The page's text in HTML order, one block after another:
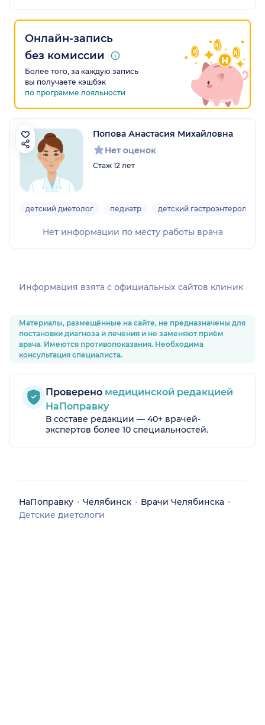
Онлайн-запись
без комиссии
Более того, за каждую запись
вы получаете кэшбэк
по программе лояльности
Попова Анастасия Михайловна
Нет оценок
Стаж 12 лет
детский диетолог педиатр детский гастроэнтеролог
Нет информации по месту работы врача
Информация взята c официальных сайтов клиник
Материалы, размещённые на сайте, не предназначены для
постановки диагноза и лечения и не заменяют приём
врача. Имеются противопоказания. Необходима
консультация специалиста.
Проверено медицинской редакцией
НаПоправку
В составе редакции — 40+ врачей-
экспертов более 10 специальностей.
НаПоправку Челябинск
Врачи Челябинска
Детские диетологи